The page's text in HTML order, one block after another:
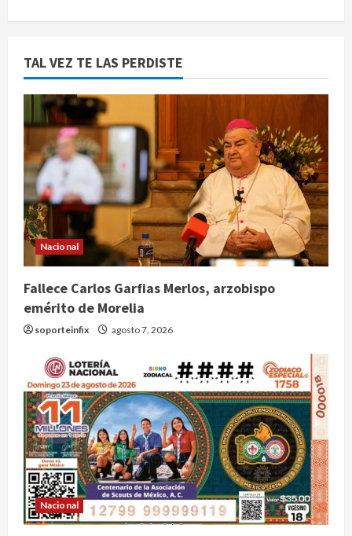
TAL VEZ TE LAS PERDISTE
Nacional
Fallece Carlos Garfias Merlos, arzobispo
emérito de Morelia
soporteinfix agosto 7, 2026
Nacional